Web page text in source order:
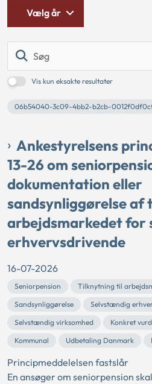
Vis kun eksakte resultater
06b54040-3c09-4bb2-b2cb-
Vælg år
Ankestyrelsens
13-26 om
dokumentation eller
sandsynliggørelse
arbejdsmarkedet for
erhvervsdrivende
16-07-2026
Seniorpension Tilknytning til
Sandsynliggørelse
Selvstændig
Selvstændig virksomhed
Konkret
Kommunal
Udbetaling Danmark
Principmeddelelsen fastslår
En ansøger om seniorpension